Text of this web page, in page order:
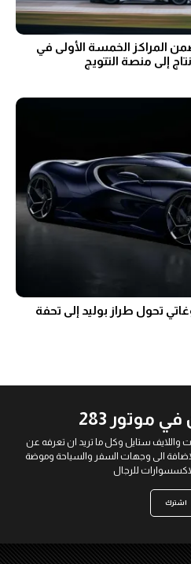
المراكز الخمسة الأولى في
إلى منصة التتويج
تحول طراز بوليد إلى تحفة
موتور 283
واللايف ستايل وكل ما تريد ان تعرفه عن
الى وجهات السفر والسياحة وموضة
للرجال
اشترك